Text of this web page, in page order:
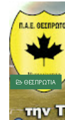
ΘΕΣΠΡΩΤΙΑ